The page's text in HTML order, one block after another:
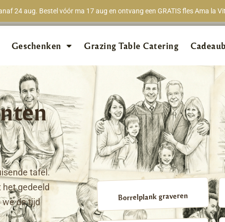
24 aug. Bestel vóór ma 17 aug en ontvang een GRATIS fles Ama la
★★★★★98% van
Geschenken Grazing Table Catering
tafel.
gedeeld
we de tijd
Borrelplank graveren